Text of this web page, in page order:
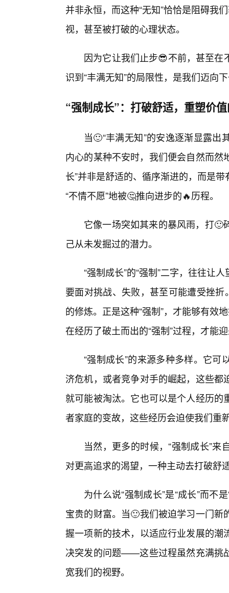
并非永恒，而这种“无知”恰恰是阻碍我
视，甚至被打破的心理状态。
因为它让我们止步😎不前，甚至
识到“丰满无知”的局限性，是我们迈向
“强制成长”：打破舒适，重塑价
当🙂“丰满无知”的安逸逐渐显露
内心的某种不安时，我们便会自然而然
长”并非是舒适的、循序渐进的，而是
“不情不愿”地被🤔推向进步的🔥历程。
它像一场突如其来的暴风雨，打
己从未发掘过的潜力。
“强制成长”的“强制”二字，往往让
要面对挑战、失败，甚至可能遭受挫
的修炼。正是这种“强制”，才能够有效
在经历了破土而出的“强制”过程，才能
“强制成长”的来源多种多样。它
济危机，或者竞争对手的崛起，这些
就可能被淘汰。它也可以是个人经历
者家庭的变故，这些经历会迫使我们重
当然，更多的时候，“强制成长”
对更高追求的渴望，一种主动去打破舒
为什么说“强制成长”是“成长”而不
宝贵的财富。当🙂我们被迫学习一门
握一项新的技术，以适应行业发展的
决突发的问题——这些过程虽然充满挑
宽我们的视野。